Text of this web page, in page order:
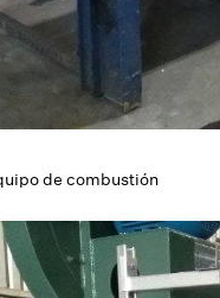
de combustión